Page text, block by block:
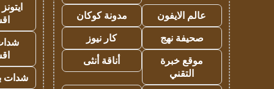
عالم الايفون
مدونة كوكان
صحيفة نهج
كار نيوز
موقع خبرة
التقني
أناقة أنثى
شدات